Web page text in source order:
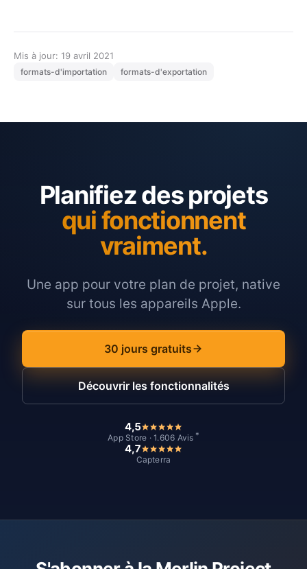
Mis à jour: 19 avril 2021
formats-d'importation formats-d'exportation
Planifiez des projets
qui fonctionnent
vraiment.
Une app pour votre plan de projet, native
sur tous les appareils Apple.
30 jours gratuits
Découvrir les fonctionnalités
4,5
App Store · 1.606 Avis *
4,7
Capterra